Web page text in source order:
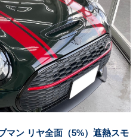
マン リヤ全面（5%）遮熱スモ